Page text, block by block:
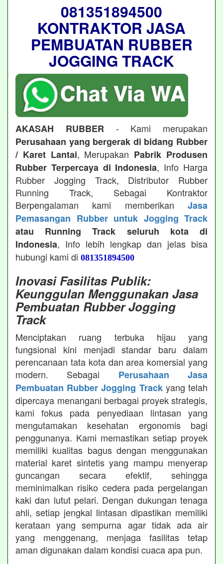
081351894500
KONTRAKTOR JASA
PEMBUATAN RUBBER
JOGGING TRACK
AKASAH RUBBER - Kami merupakan
Perusahaan yang bergerak di bidang Rubber
/ Karet Lantai, Merupakan Pabrik Produsen
Rubber Terpercaya di Indonesia, Info Harga
Rubber Jogging Track, Distributor Rubber
Running Track, Sebagai Kontraktor
Berpengalaman kami memberikan Jasa
Pemasangan Rubber untuk Jogging Track
atau Running Track seluruh kota di
Indonesia, Info lebih lengkap dan jelas bisa
hubungi kami di 081351894500
Inovasi Fasilitas Publik:
Keunggulan Menggunakan Jasa
Pembuatan Rubber Jogging
Track
Menciptakan ruang terbuka hijau yang
fungsional kini menjadi standar baru dalam
perencanaan tata kota dan area komersial yang
modern. Sebagai Perusahaan Jasa
Pembuatan Rubber Jogging Trackyang telah
dipercaya menangani berbagai proyek strategis,
kami fokus pada penyediaan lintasan yang
mengutamakan kesehatan ergonomis bagi
penggunanya. Kami memastikan setiap proyek
memiliki kualitas bagus dengan menggunakan
material karet sintetis yang mampu menyerap
guncangan secara efektif, sehingga
meminimalkan risiko cedera pada pergelangan
kaki dan lutut pelari. Dengan dukungan tenaga
ahli, setiap jengkal lintasan dipastikan memiliki
kerataan yang sempurna agar tidak ada air
yang menggenang, menjaga fasilitas tetap
aman digunakan dalam kondisi cuaca apa pun.